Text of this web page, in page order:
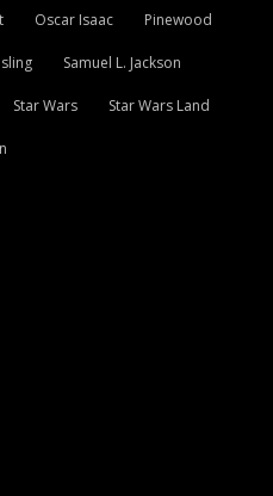
Oscar Isaac Pinewood
Samuel L. Jackson
Star Wars Star Wars Land